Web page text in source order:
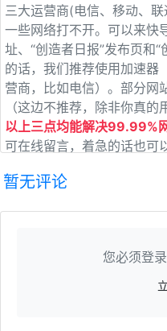
三大运营商(电信、移动、
一些网络打不开。可以来快
址、“创造者日报”发布页和
的话，我们推荐使用加速器
营商，比如电信）。部分
（这边不推荐，除非你真的
以上三点均能解决99.99%
可在线留言，着急的话也可
暂无评论
您必须登